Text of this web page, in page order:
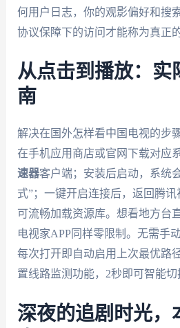
何用户日志，你的观影偏好和搜
协议保障下的访问才能称为真正
从点击到播放：实
南
解决在国外怎样看中国电视的步
在手机应用商店或官网下载对应
速器客户端；安装后启动，系统
式”；一键开启连接后，返回腾
可流畅加载资源库。想看地方台
电视家APP同样零限制。无需手
每次打开即自动启用上次最优路
置线路监测功能，2秒即可智能切
深夜的追剧时光，